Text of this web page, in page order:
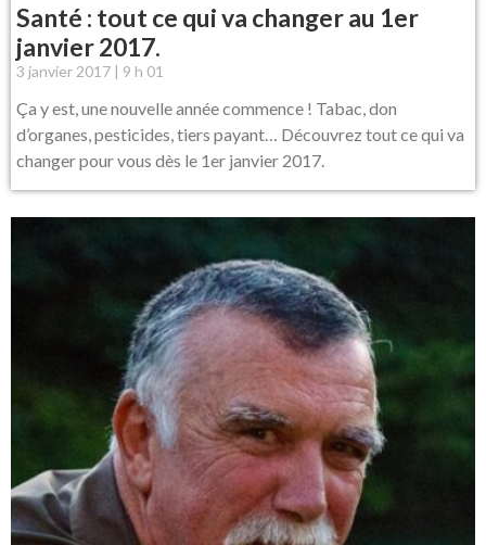
Santé : tout ce qui va changer au 1er
janvier 2017.
3 janvier 2017 9 h 01
Ça y est, une nouvelle année commence ! Tabac, don
d’organes, pesticides, tiers payant… Découvrez tout ce qui va
changer pour vous dès le 1er janvier 2017.